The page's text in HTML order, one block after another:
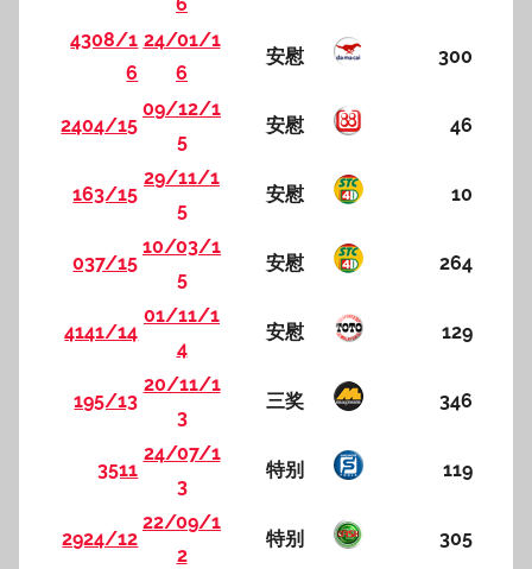
6
4308/1
6
24/01/1
6
安慰 300
2404/15
09/12/1
5
安慰 46
163/15
29/11/1
5
安慰 10
037/15
10/03/1
5
安慰 264
4141/14
01/11/1
4
安慰 129
195/13
20/11/1
3
三奖 346
3511
24/07/1
3
特别 119
2924/12
22/09/1
2
特别 305